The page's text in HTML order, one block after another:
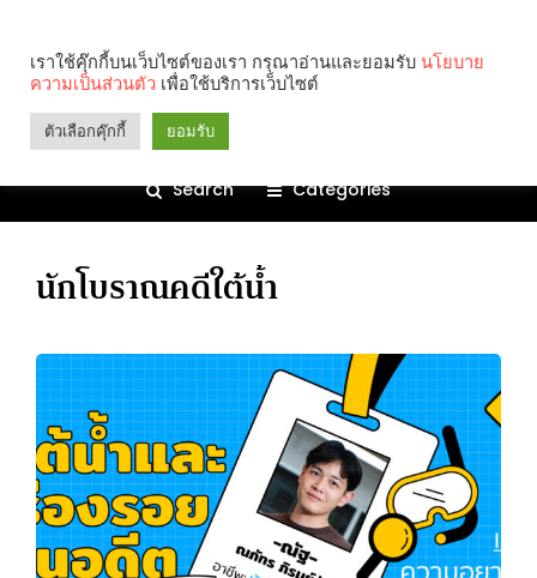
Search Categories
นักโบราณคดีใต้น้ำ
เราใช้คุ๊กกี้บนเว็บไซต์ของเรา กรุณาอ่านและยอมรับ นโยบาย
ความเป็นส่วนตัว เพื่อใช้บริการเว็บไซต์
ตัวเลือกคุ๊กกี้ ยอมรับ